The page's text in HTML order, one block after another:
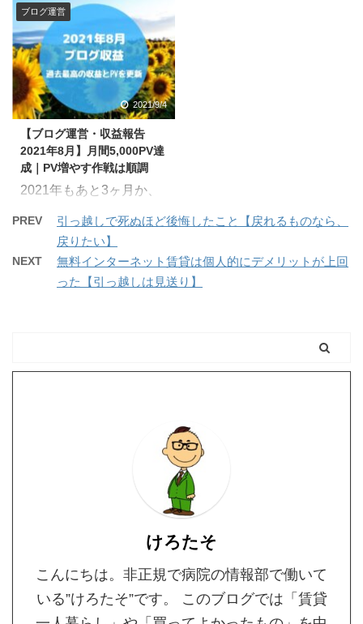
は簡単じゃない！！笑
関連記事 ＞＞3ヶ月本気
でブログを更新して分か
った「ブログが続かない
理由 ...
はブログを書いてる。 そ
んな感じで今回も、ブロ
グの収益・PVを報告し
ていく。 けろたそけろ
たそです。Kerotaso Blog
を運営しています。その
他、Twitterとインスタグ
ラムもしてます。 クリッ
クしてジャンプ！ 月間ア
クセス数と収益 過去一年
のPVと収益 期間 PV数
収益（円） 更新記事数
2020年11月 590 0 11
2020年12月 558 32 11
2021年1月 882 97 9
ので、その結果を報告し
月1日〜2020年6月19
ブログ運営
2021/9/4
【ブログ運営・収益報告
2021年8月】月間5,000PV達
成｜PV増やす作戦は順調
2021年もあと3ヶ月か、
無事生きることができま
した。ありがとうござい
ます。 8月も本業をしつ
つ副業のブログを淡々と
してジャンプ！ 月間アク
セス数と収益 過去一年の
PVと収益 期間 PV数 ...
PREV
引っ越しで死ぬほど後悔したこと【戻れるものなら、
戻りたい】
NEXT
無料インターネット賃貸は個人的にデメリットが上回
った【引っ越しは見送り】
けろたそ
こんにちは。非正規で病院の情報部で働いて
いる”けろたそ”です。 このブログでは「賃貸